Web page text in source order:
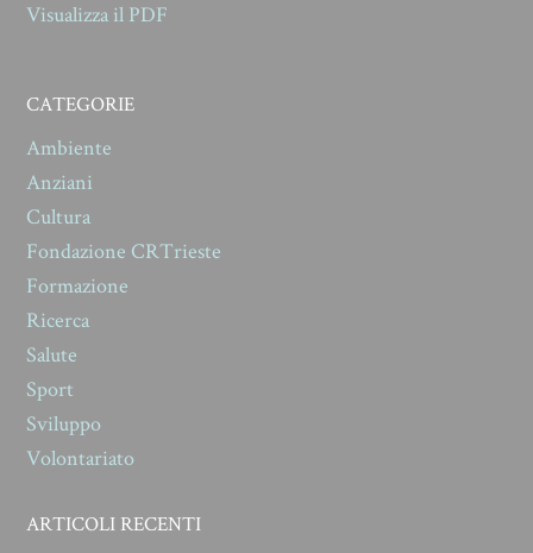
Visualizza il PDF
CATEGORIE
Ambiente
Anziani
Cultura
Fondazione CRTrieste
Formazione
Ricerca
Salute
Sport
Sviluppo
Volontariato
ARTICOLI RECENTI